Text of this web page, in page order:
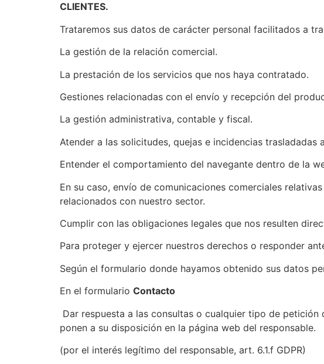
CLIENTES.
Trataremos sus datos de carácter personal facilitados a
La gestión de la relación comercial.
La prestación de los servicios que nos haya contratado.
Gestiones relacionadas con el envío y recepción del
La gestión administrativa, contable y fiscal.
Atender a las solicitudes, quejas e incidencias
Entender el comportamiento del navegante dentro de la
En su caso, envío de comunicaciones comerciales
relacionados con nuestro sector.
Cumplir con las obligaciones legales que nos resulten
Para proteger y ejercer nuestros derechos o responder
Según el formulario donde hayamos obtenido sus datos
En el formulario Contacto
Dar respuesta a las consultas o cualquier tipo de
ponen a su disposición en la página web del responsable.
(por el interés legítimo del responsable, art. 6.1.f GDPR)